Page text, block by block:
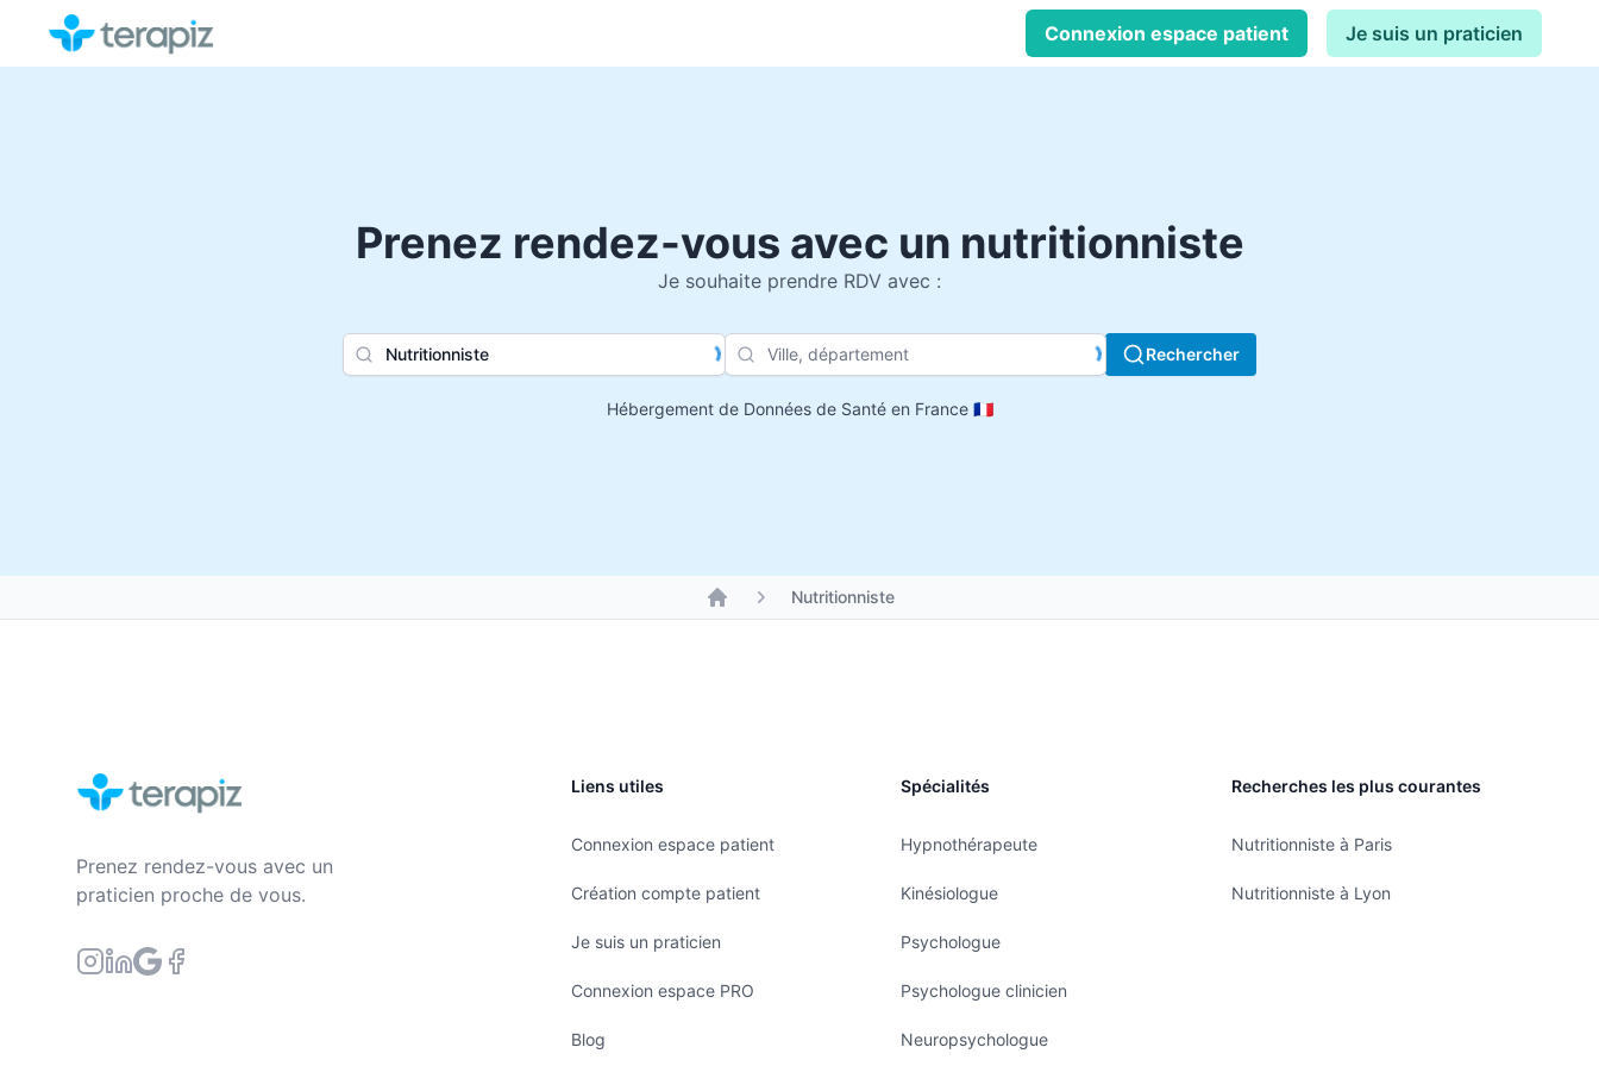
Connexion espace patient Je suis un praticien
Prenez rendez-vous avec un nutritionniste
Je souhaite prendre RDV avec :
Nom du praticien, profession Rechercher
Hébergement de Données de Santé en France 🇫🇷
Nutritionniste
Prenez rendez-vous avec un
praticien proche de vous.
Liens utiles
Connexion espace patient
Création compte patient
Je suis un praticien
Connexion espace PRO
Blog
Spécialités
Hypnothérapeute
Kinésiologue
Psychologue
Psychologue clinicien
Neuropsychologue
Recherches les plus courantes
Nutritionniste à Paris
Nutritionniste à Lyon